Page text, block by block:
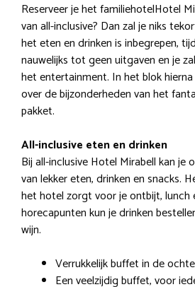
Reserveer je het familiehotelHotel
van all-inclusive? Dan zal je niks
het eten en drinken is inbegrepen,
nauwelijks tot geen uitgaven en je
het entertainment. In het blok
over de bijzonderheden van het
pakket.
All-inclusive eten en drinken
Bij all-inclusive Hotel Mirabell kan je
van lekker eten, drinken en snacks.
het hotel zorgt voor je ontbijt, lunch
horecapunten kun je drinken
wijn.
Verrukkelijk buffet in de
Een veelzijdig buffet, voor